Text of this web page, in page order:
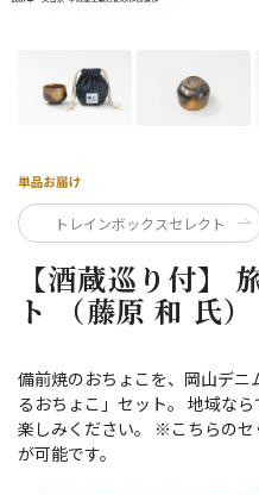
【酒蔵巡り付】
ト （藤原 和 氏）
備前焼のおちょこを、岡山デ
るおちょこ」セット。 地域な
楽しみください。 ※こちらのセ
が可能です。
トレインボックスセレクト